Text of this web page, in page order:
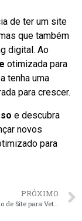
de ter um site
que também
digital. Ao
otimizada para
tenha uma
para crescer.
e descubra
novos
para
PRÓXIMO
Desenvolvimento de Site para Veterinários em Natal – RN faça seu orçamento